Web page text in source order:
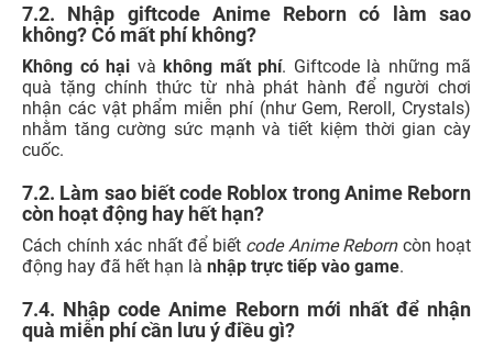
7.2. Nhập giftcode Anime Reborn có làm sao
không? Có mất phí không?
Không có hại và không mất phí. Giftcode là những mã
quà tặng chính thức từ nhà phát hành để người chơi
nhận các vật phẩm miễn phí (như Gem, Reroll, Crystals)
nhằm tăng cường sức mạnh và tiết kiệm thời gian cày
cuốc.
7.2. Làm sao biết code Roblox trong Anime Reborn
còn hoạt động hay hết hạn?
Cách chính xác nhất để biết code Anime Reborncòn hoạt
động hay đã hết hạn là nhập trực tiếp vào game.
7.4. Nhập code Anime Reborn mới nhất để nhận
quà miễn phí cần lưu ý điều gì?